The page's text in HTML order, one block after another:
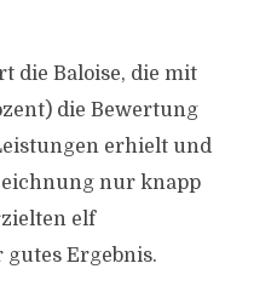
die Baloise, die mit
die Bewertung
erhielt und
nur knapp
elf
gutes Ergebnis.